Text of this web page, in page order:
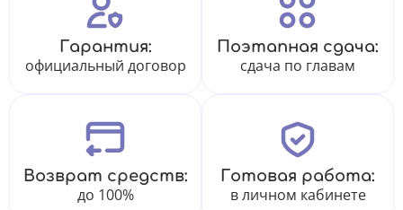
Гарантия:
официальный договор
Поэтапная сдача:
сдача по главам
Возврат средств:
до 100%
Готовая работа:
в личном кабинете